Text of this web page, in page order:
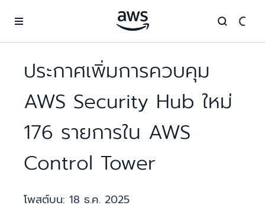
ประกาศเพิ่มการควบคุม
AWS Security Hub ใหม่
176 รายการใน AWS
Control Tower
โพสต์บน: 18 ธ.ค. 2025